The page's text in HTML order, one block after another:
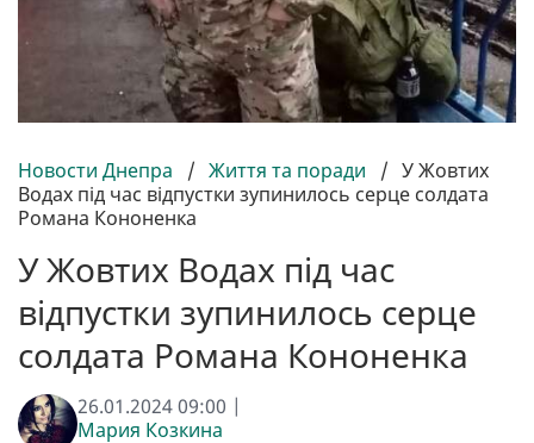
Новости Днепра / Життя та поради / У Жовтих
Водах під час відпустки зупинилось серце солдата
Романа Кононенка
У Жовтих Водах під час
відпустки зупинилось серце
солдата Романа Кононенка
26.01.2024 09:00 |
Мария Козкина